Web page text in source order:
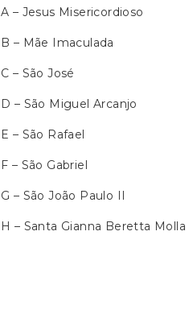
A – Jesus Misericordioso
B – Mãe Imaculada
C – São José
D – São Miguel Arcanjo
E – São Rafael
F – São Gabriel
G – São João Paulo II
H – Santa Gianna Beretta Molla